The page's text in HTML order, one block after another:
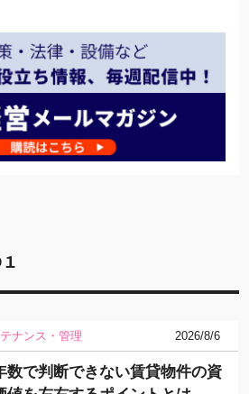
テナンス・管理 2026/8/6
数で判断できない賃貸物件の資